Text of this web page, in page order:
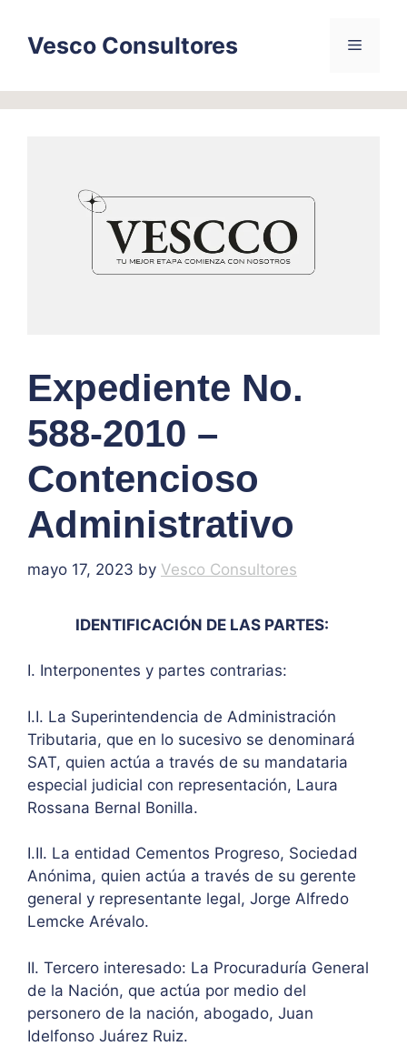
contentVesco Consultores Menu
Expediente No.
588-2010 –
Contencioso
Administrativo
mayo 17, 2023 by Vesco Consultores
IDENTIFICACIÓN DE LAS PARTES:
I. Interponentes y partes contrarias:
I.I. La Superintendencia de Administración
Tributaria, que en lo sucesivo se denominará
SAT, quien actúa a través de su mandataria
especial judicial con representación, Laura
Rossana Bernal Bonilla.
I.II. La entidad Cementos Progreso, Sociedad
Anónima, quien actúa a través de su gerente
general y representante legal, Jorge Alfredo
Lemcke Arévalo.
II. Tercero interesado: La Procuraduría General
de la Nación, que actúa por medio del
personero de la nación, abogado, Juan
Idelfonso Juárez Ruiz.